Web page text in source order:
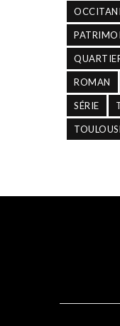
ROMAN
SÉRIE